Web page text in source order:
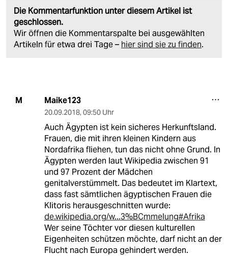
Die Kommentarfunktion unter diesem Artikel ist
geschlossen.
Wir öffnen die Kommentarspalte bei ausgewählten
Artikeln für etwa drei Tage – hier sind sie zu finden.
M Maike123
20.09.2018, 09:50 Uhr
Auch Ägypten ist kein sicheres Herkunftsland.
Frauen, die mit ihren kleinen Kindern aus
Nordafrika fliehen, tun das nicht ohne Grund. In
Ägypten werden laut Wikipedia zwischen 91
und 97 Prozent der Mädchen
genitalverstümmelt. Das bedeutet im Klartext,
dass fast sämtlichen ägyptischen Frauen die
Klitoris herausgeschnitten wurde:
de.wikipedia.org/w...3%BCmmelung#Afrika
Wer seine Töchter vor diesen kulturellen
Eigenheiten schützen möchte, darf nicht an der
Flucht nach Europa gehindert werden.